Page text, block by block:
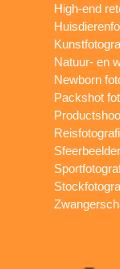
High-end
Natuur- en
Newborn
Packshot